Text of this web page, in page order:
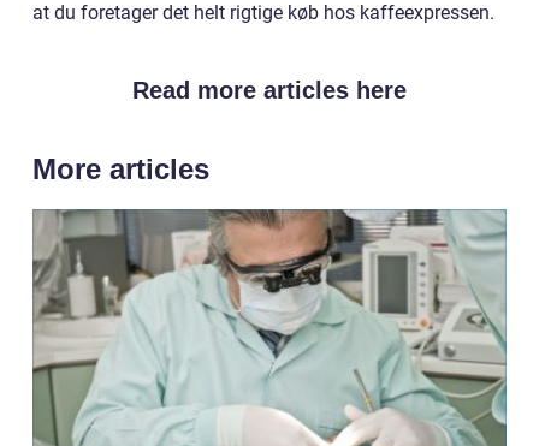
at du foretager det helt rigtige køb hos kaffeexpressen.
Read more articles here
More articles